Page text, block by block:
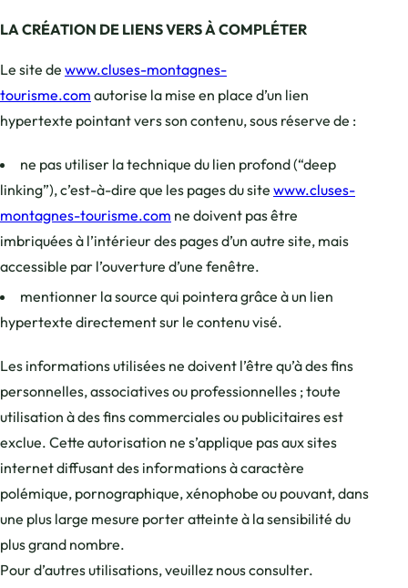
LA CRÉATION DE LIENS VERSÀ COMPLÉTER
Le site de www.cluses-montagnes-
tourisme.com autorise la mise en place d’un lien
hypertexte pointant vers son contenu, sous réserve de :
ne pas utiliser la technique du lien profond (“deep
linking”), c’est-à-dire que les pages du site www.cluses-
montagnes-tourisme.com ne doivent pas être
imbriquées à l’intérieur des pages d’un autre site, mais
accessible par l’ouverture d’une fenêtre.
mentionner la source qui pointera grâce à un lien
hypertexte directement sur le contenu visé.
Les informations utilisées ne doivent l’être qu’à des fins
personnelles, associatives ou professionnelles ; toute
utilisation à des fins commerciales ou publicitaires est
exclue. Cette autorisation ne s’applique pas aux sites
internet diffusant des informations à caractère
polémique, pornographique, xénophobe ou pouvant, dans
une plus large mesure porter atteinte à la sensibilité du
plus grand nombre.
Pour d’autres utilisations, veuillez nous consulter.